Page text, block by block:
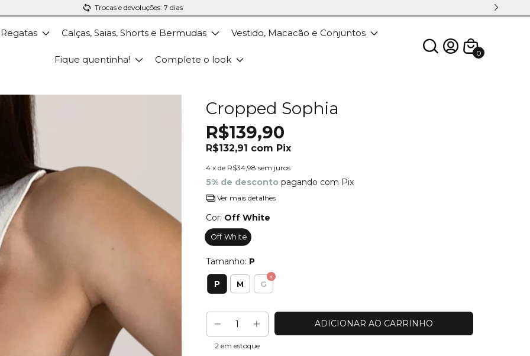
Esteja sempre linda com Le Porter
Calças, Saias, Shorts e Bermudas Vestido, Macacão e Conjuntos
Fique quentinha! Complete o look
0
Cropped Sophia
R$139,90
R$132,91 com Pix
4 x de R$34,98 sem juros
5% de desconto pagando com Pix
Ver mais detalhes
Cor: Off White
Off White
Tamanho: P
P M G
2em estoque